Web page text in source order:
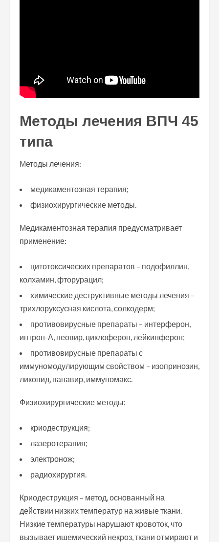
Методы лечения ВПЧ 45
типа
Методы лечения:
медикаментозная терапия;
физиохирургические методы.
Медикаментозная терапия предусматривает
применение:
цитотоксических препаратов – подофиллин,
колхамин, фторурацил;
химические деструктивные методы лечения –
трихлоруксусная кислота, солкодерм;
противовирусные препараты – интерферон,
интрон-А, неовир, циклоферон, лейкинферон;
противовирусные препараты с
иммуномодулирующим свойством – изопринозин,
ликопид, панавир, иммуномакс.
Физиохирургические методы:
криодеструкция;
лазеротерапия;
электронож;
радиохирургия.
Криодеструкция – метод, основанный на
действии низких температур на живые ткани.
Низкие температуры нарушают кровоток, что
вызывает ишемический некроз, ткани отмирают и